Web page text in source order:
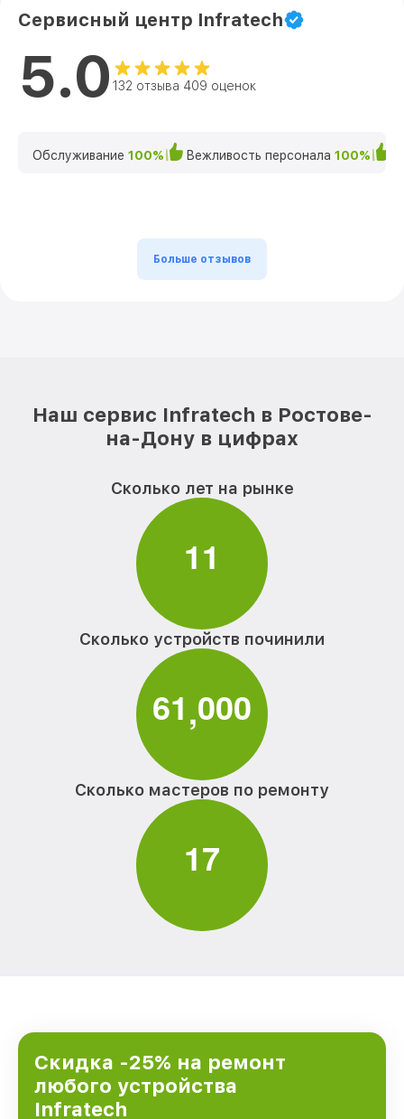
Сервисный центр Infratech
5.0 132 отзыва 409 оценок
Обслуживание 100% Вежливость персонала 100%
Больше отзывов
Наш сервис Infratech в Ростове-
на-Дону в цифрах
Сколько лет на рынке
11
Сколько устройств починили
61,000
Сколько мастеров по ремонту
17
Скидка -25% на ремонт
любого устройства
Infratech